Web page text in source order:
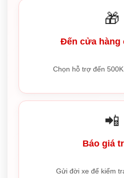
🎁
Đến cửa hàng
Chọn hỗ trợ đến
📲
Báo giá
Gửi đời xe để kiểm